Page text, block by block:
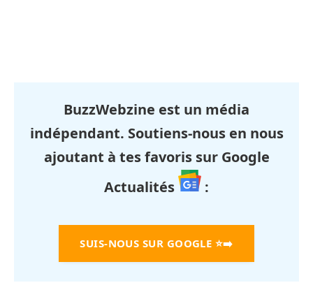
BuzzWebzine est un média
indépendant. Soutiens-nous en nous
ajoutant à tes favoris sur Google
Actualités
:
SUIS-NOUS SUR GOOGLE ⭐➡️